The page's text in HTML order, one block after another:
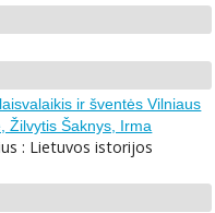
ir šventės Vilniaus
Žilvytis Šaknys, Irma
: Lietuvos istorijos